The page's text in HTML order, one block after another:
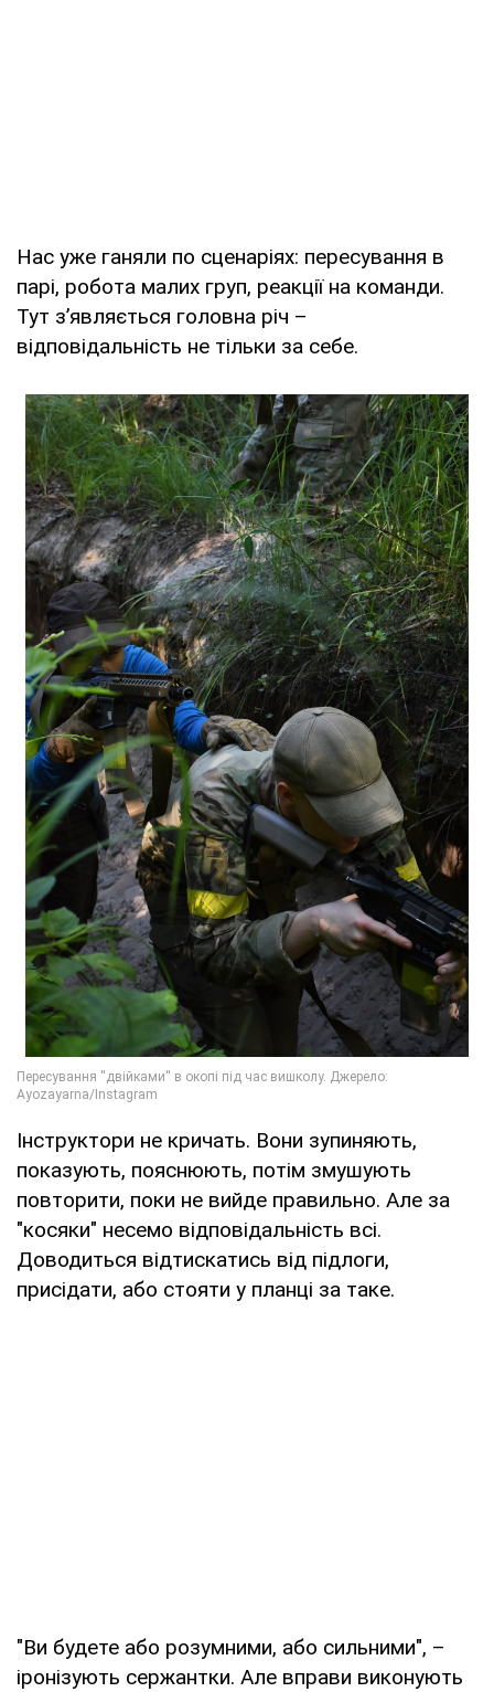
Нас уже ганяли по сценаріях: пересування в
парі, робота малих груп, реакції на команди.
Тут з’являється головна річ –
відповідальність не тільки за себе.
Інструктори не кричать. Вони зупиняють,
показують, пояснюють, потім змушують
повторити, поки не вийде правильно. Але за
"косяки" несемо відповідальність всі.
Доводиться відтискатись від підлоги,
присідати, або стояти у планці за таке.
"Ви будете або розумними, або сильними", –
іронізують сержантки. Але вправи виконують